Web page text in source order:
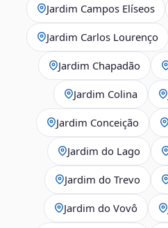
Jardim Campos Elíseos
Jardim Carlos Lourenço
Jardim Chapadão
Jardim Colina
Jardim Conceição
Jardim do Lago
Jardim do Trevo
Jardim do Vovô